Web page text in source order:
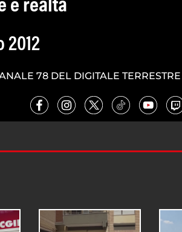
e realtà
2012
78 DEL DIGITALE TERRESTRE